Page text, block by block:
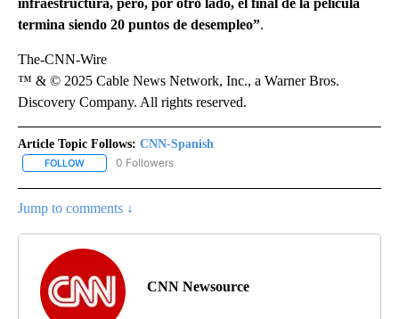
infraestructura, pero, por otro lado, el final de la película
termina siendo 20 puntos de desempleo”.
The-CNN-Wire
™ & © 2025 Cable News Network, Inc., a Warner Bros.
Discovery Company. All rights reserved.
Article Topic Follows: CNN-Spanish
FOLLOW FOLLOW "CNN-SPANISH" TO RECEIVE NOTIFICATIONS ABOUT
0 Followers
Jump to comments ↓
CNN Newsource